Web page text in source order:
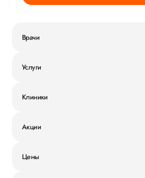
Врачи
Услуги
Клиники
Акции
Цены